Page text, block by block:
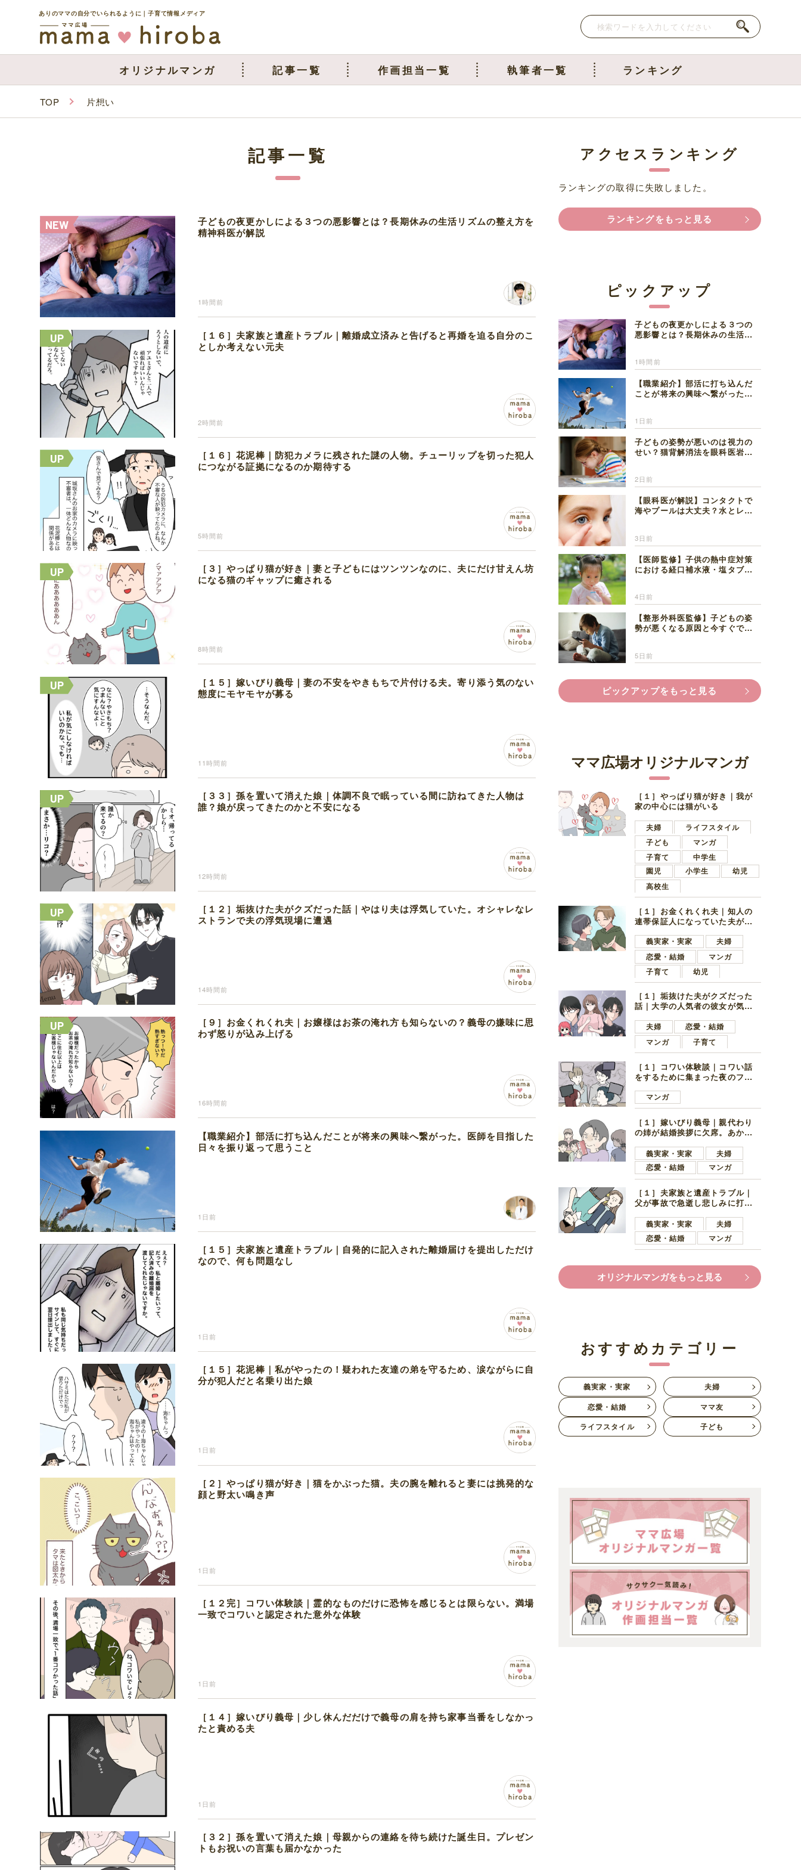
ありのママの自分でいられるように｜子育て情報メディア
オリジナルマンガ 記事一覧 作画担当一覧 執筆者一覧 ランキング
TOP 片想い
記事一覧
子どもの夜更かしによる３つの悪影響とは？長期休みの生活リズムの整え方を
精神科医が解説
1時間前
［１６］夫家族と遺産トラブル｜離婚成立済みと告げると再婚を迫る自分のこ
としか考えない元夫
2時間前
［１６］花泥棒｜防犯カメラに残された謎の人物。チューリップを切った犯人
につながる証拠になるのか期待する
5時間前
［３］やっぱり猫が好き｜妻と子どもにはツンツンなのに、夫にだけ甘えん坊
になる猫のギャップに癒される
8時間前
［１５］嫁いびり義母｜妻の不安をやきもちで片付ける夫。寄り添う気のない
態度にモヤモヤが募る
11時間前
［３３］孫を置いて消えた娘｜体調不良で眠っている間に訪ねてきた人物は
誰？娘が戻ってきたのかと不安になる
12時間前
［１２］垢抜けた夫がクズだった話｜やはり夫は浮気していた。オシャレなレ
ストランで夫の浮気現場に遭遇
14時間前
［９］お金くれくれ夫｜お嬢様はお茶の淹れ方も知らないの？義母の嫌味に思
わず怒りが込み上げる
16時間前
【職業紹介】部活に打ち込んだことが将来の興味へ繋がった。医師を目指した
日々を振り返って思うこと
1日前
［１５］夫家族と遺産トラブル｜自発的に記入された離婚届けを提出しただけ
なので、何も問題なし
1日前
［１５］花泥棒｜私がやったの！疑われた友達の弟を守るため、涙ながらに自
分が犯人だと名乗り出た娘
1日前
［２］やっぱり猫が好き｜猫をかぶった猫。夫の腕を離れると妻には挑発的な
顔と野太い鳴き声
1日前
［１２完］コワい体験談｜霊的なものだけに恐怖を感じるとは限らない。満場
一致でコワいと認定された意外な体験
1日前
［１４］嫁いびり義母｜少し休んだだけで義母の肩を持ち家事当番をしなかっ
たと責める夫
1日前
［３２］孫を置いて消えた娘｜母親からの連絡を待ち続けた誕生日。プレゼン
トもお祝いの言葉も届かなかった
アクセスランキング
ランキングの取得に失敗しました。
ランキングをもっと見る
ピックアップ
子どもの夜更かしによる３つの
悪影響とは？長期休みの生活リ
1時間前
【職業紹介】部活に打ち込んだ
ことが将来の興味へ繋がった。
1日前
子どもの姿勢が悪いのは視力の
せい？猫背解消法を眼科医岩見
2日前
【眼科医が解説】コンタクトで
海やプールは大丈夫？水とレン
3日前
【医師監修】子供の熱中症対策
における経口補水液・塩タブレ
4日前
【整形外科医監修】子どもの姿
勢が悪くなる原因と今すぐでき
5日前
ピックアップをもっと見る
ママ広場オリジナルマンガ
［１］やっぱり猫が好き｜我が
家の中心には猫がいる
夫婦
ライフスタイル
子ども
マンガ
子育て
中学生
園児
小学生
幼児
高校生
［１］お金くれくれ夫｜知人の
連帯保証人になっていた夫が家
言ってきた
義実家・実家
夫婦
恋愛・結婚
マンガ
子育て
幼児
［１］垢抜けた夫がクズだった
話｜大学の人気者の彼女が気に
子学生
夫婦
恋愛・結婚
マンガ
子育て
［１］コワい体験談｜コワい話
をするために集まった夜のファ
好きの男の子ママ
マンガ
［１］嫁いびり義母｜親代わり
の姉が結婚挨拶に欠席。あから
義実家・実家
夫婦
恋愛・結婚
マンガ
［１］夫家族と遺産トラブル｜
父が事故で急逝し悲しみに打ち
ます夫
義実家・実家
夫婦
恋愛・結婚
マンガ
オリジナルマンガをもっと見る
おすすめカテゴリー
義実家・実家
夫婦
恋愛・結婚
ママ友
ライフスタイル
子ども